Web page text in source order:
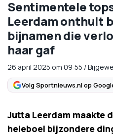
Sentimentele
Leerdam onthult
bijnamen die
haar gaf
26 april 2025 om 09:55 /
Volg Sportnieuws.nl op
Jutta Leerdam maakte
heleboel bijzondere